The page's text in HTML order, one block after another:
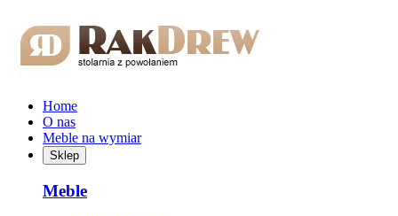
Home
O nas
Meble na wymiar
Sklep
Meble